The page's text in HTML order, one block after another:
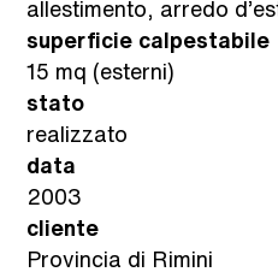
allestimento, arredo
superficie calpestabile
15 mq (esterni)
stato
realizzato
data
2003
cliente
Provincia di Rimini